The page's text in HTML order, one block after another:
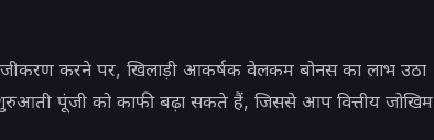
करने पर, खिलाड़ी आकर्षक वेलकम बोनस का लाभ उठा
पूंजी को काफी बढ़ा सकते हैं, जिससे आप वित्तीय जोखिम